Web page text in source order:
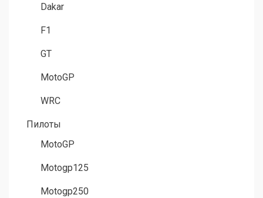
Dakar
F1
GT
MotoGP
WRC
Пилоты
MotoGP
Motogp125
Motogp250